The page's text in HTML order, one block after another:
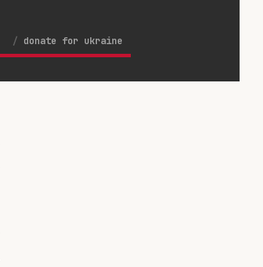
donate for ukraine